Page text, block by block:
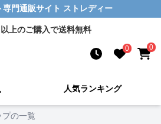
専門通販サイト ストレディー
上のご購入で送料無料
0 0
人気ランキング
プの一覧